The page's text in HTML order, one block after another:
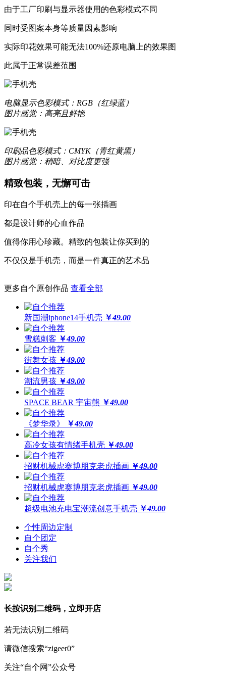
更合身
优质液态硅胶材质，一体成型，精准孔位，贴合原机机身设
质感升级，耐刮防撞，加倍防护
更轻薄
数次改良模具，实现裸机般纤薄手感
更保护
更还原
全球领先喷绘工艺，100%高精度印刷
64位高保真色彩，画面高度还原
由于工厂印刷与显示器使用的色彩模式不同
同时受图案本身等质量因素影响
实际印花效果可能无法100%还原电脑上的效果图
此属于正常误差范围
电脑显示色彩模式：RGB（红绿蓝）
图片感觉：高亮且鲜艳
印刷品色彩模式：CMYK（青红黄黑）
图片感觉：稍暗、对比度更强
精致包装，无懈可击
印在自个手机壳上的每一张插画
都是设计师的心血作品
值得你用心珍藏。精致的包装让你买到的
不仅仅是手机壳，而是一件真正的艺术品
更多自个原创作品 查看全部
新国潮iphone14手机壳 ￥49.00
雪糕刺客 ￥49.00
街舞女孩 ￥49.00
潮流男孩 ￥49.00
SPACE BEAR 宇宙熊 ￥49.00
《梦华录》 ￥49.00
高冷女孩有情绪手机壳 ￥49.00
招财机械虎赛博朋克老虎插画 ￥49.00
招财机械虎赛博朋克老虎插画 ￥49.00
超级电池充电宝潮流创意手机壳 ￥49.00
个性周边定制
自个团定
自个秀
关注我们
长按识别二维码，立即开店
若无法识别二维码
请微信搜索“zigeer0”
关注“自个网”公众号